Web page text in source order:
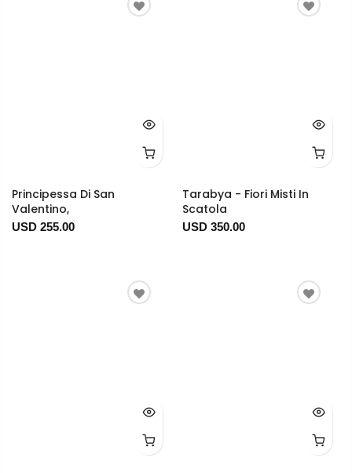
Principessa Di San
Valentino,
USD 255.00
Tarabya - Fiori Misti In
Scatola
USD 350.00